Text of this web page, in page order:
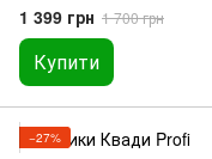
1 399 грн 1 700 грн
Купити
−27%